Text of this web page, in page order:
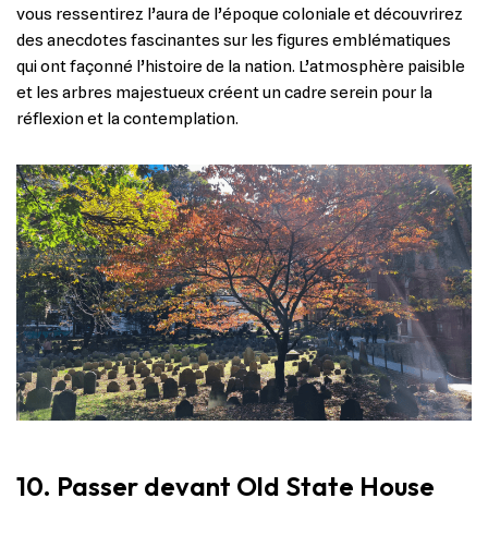
vous ressentirez l’aura de l’époque coloniale et découvrirez
des anecdotes fascinantes sur les figures emblématiques
qui ont façonné l’histoire de la nation. L’atmosphère paisible
et les arbres majestueux créent un cadre serein pour la
réflexion et la contemplation.
10. Passer devant Old State House